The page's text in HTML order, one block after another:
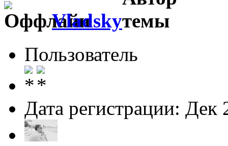
Vladsky
Пользователь
Дата регистрации: Дек